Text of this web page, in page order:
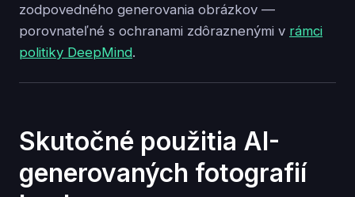
zodpovedného generovania obrázkov —
porovnateľné s ochranami zdôraznenými v rámci
politiky DeepMind.
Skutočné použitia AI-
generovaných fotografií